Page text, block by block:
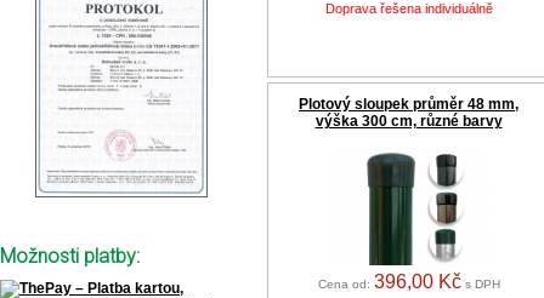
Doprava řešena individuálně
Plotový sloupek průměr 48 mm,
výška 300 cm, různé barvy
Cena od: 396,00 Kčs DPH
Možnosti platby: